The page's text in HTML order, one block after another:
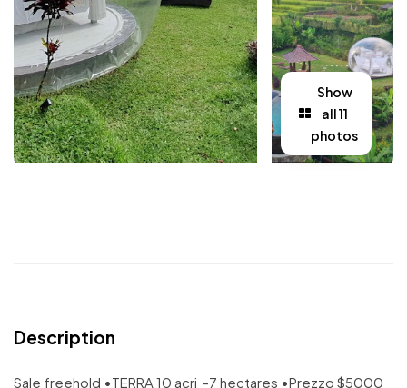
Show
all 11
photos
Description
Sale freehold •TERRA 10 acri -7 hectares •Prezzo $5000